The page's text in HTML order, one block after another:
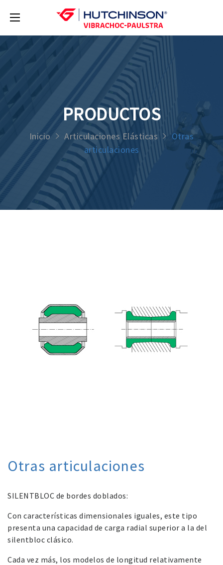
PRODUCTOS
Inicio Articulaciones Elásticas
Otras
articulaciones
Otras articulaciones
SILENTBLOC de bordes doblados:
Con características dimensionales iguales, este tipo
presenta una capacidad de carga radial superior a la del
silentbloc clásico.
Cada vez más, los modelos de longitud relativamente